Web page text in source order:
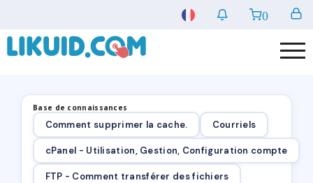
0
Base de connaissances
Comment supprimer la cache. Courriels
cPanel - Utilisation, Gestion, Configuration compte
FTP - Comment transférer des fichiers